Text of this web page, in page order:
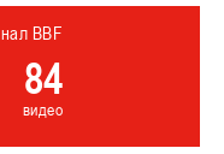
BBF
84
видео